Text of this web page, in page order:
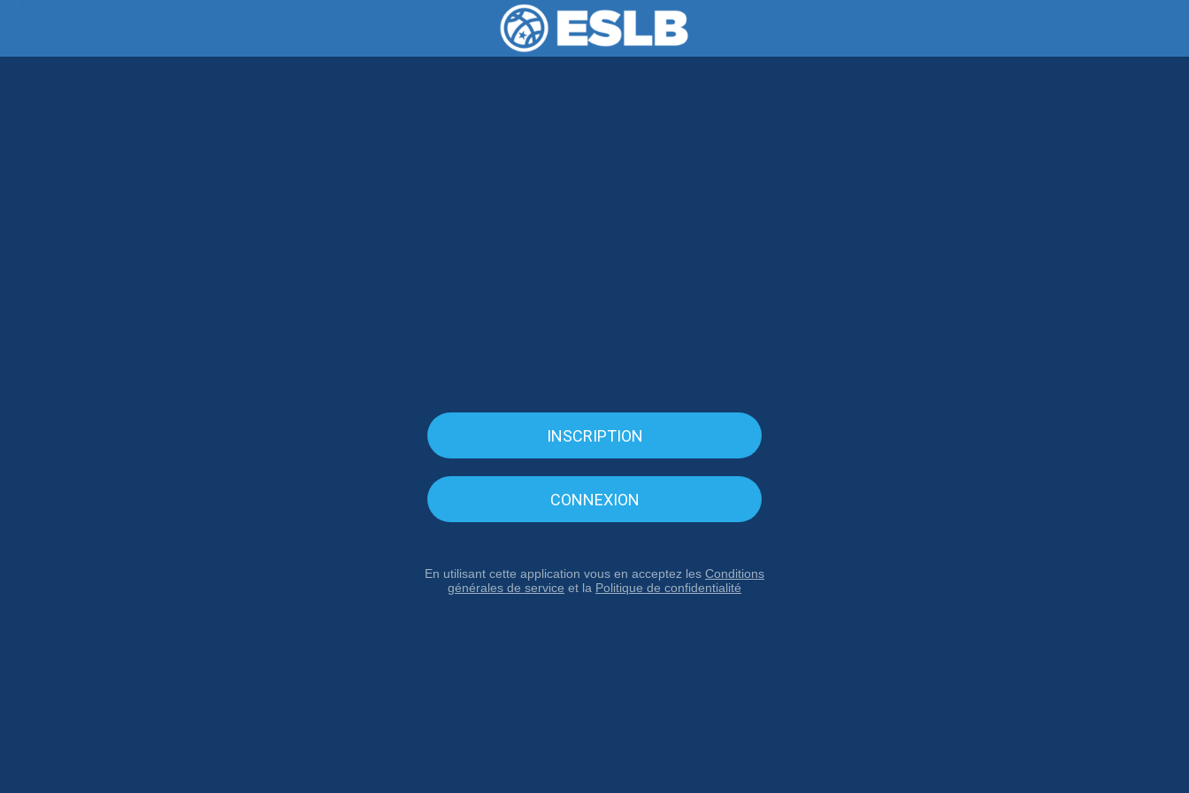
INSCRIPTION
CONNEXION
En utilisant cette application vous en acceptez les Conditions
générales de service et la Politique de confidentialité